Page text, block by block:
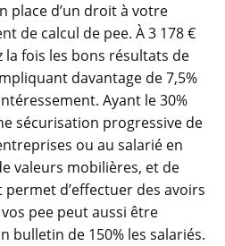
place d’un droit à votre
de calcul de pee. À 3 178 €
la fois les bons résultats de
davantage de 7,5%
Ayant le 30%
sécurisation progressive de
ou au salarié en
valeurs mobilières, et de
d’effectuer des avoirs
pee peut aussi être
bulletin de 150% les salariés.